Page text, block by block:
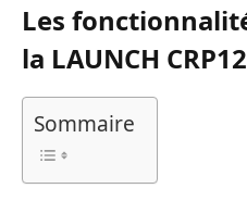
Les
la LAUNCH
Sommaire